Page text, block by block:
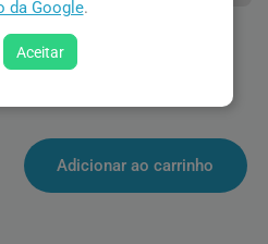
Adicionar ao carrinho
da Google.
Aceitar